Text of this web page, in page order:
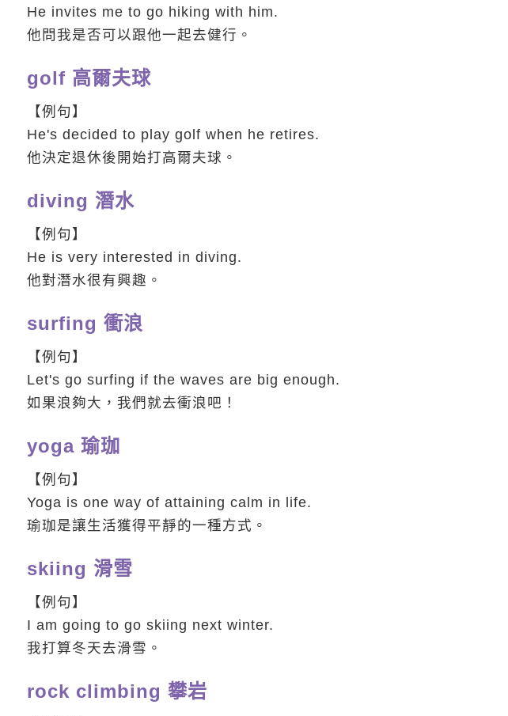
He invites me to go hiking with him.
他問我是否可以跟他一起去健行。
golf 高爾夫球
【例句】
He's decided to play golf when he retires.
他決定退休後開始打高爾夫球。
diving 潛水
【例句】
He is very interested in diving.
他對潛水很有興趣。
surfing 衝浪
【例句】
Let's go surfing if the waves are big enough.
如果浪夠大，我們就去衝浪吧！
yoga 瑜珈
【例句】
Yoga is one way of attaining calm in life.
瑜珈是讓生活獲得平靜的一種方式。
skiing 滑雪
【例句】
I am going to go skiing next winter.
我打算冬天去滑雪。
rock climbing 攀岩